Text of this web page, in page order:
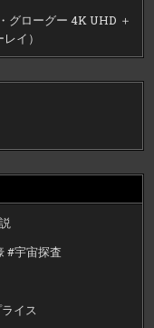
グローグー 4K UHD ＋
イ）
#宇宙探査
イス